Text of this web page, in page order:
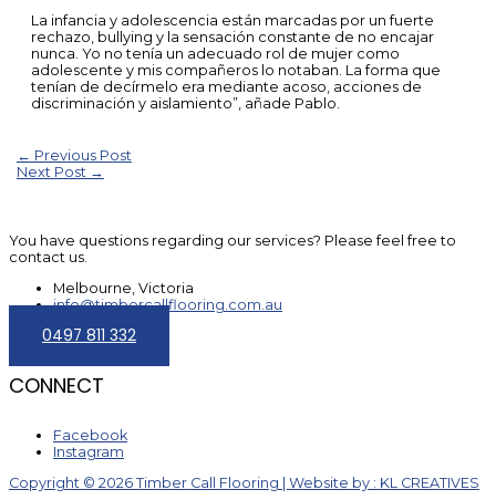
La infancia y adolescencia están marcadas por un fuerte
rechazo, bullying y la sensación constante de no encajar
nunca. Yo no tenía un adecuado rol de mujer como
adolescente y mis compañeros lo notaban. La forma que
tenían de decírmelo era mediante acoso, acciones de
discriminación y aislamiento”, añade Pablo.
Post
navigation
← Previous Post
Next Post →
You have questions regarding our services? Please feel free to
contact us.
Melbourne, Victoria
info@timbercallflooring.com.au
0497 811 332
CONNECT
Facebook
Instagram
Copyright © 2026 Timber Call Flooring | Website by : KL CREATIVES